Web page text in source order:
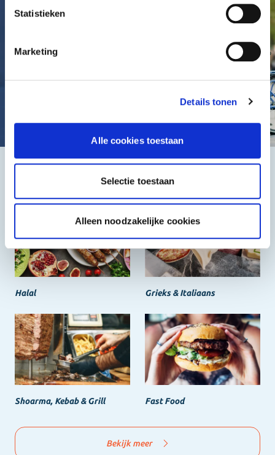
Statistieken
Marketing
Details tonen
Alle cookies toestaan
Selectie toestaan
Alleen noodzakelijke cookies
Het beste, de goedkoopste
Halal Grieks & Italiaans
Shoarma, Kebab & Grill Fast Food
Bekijk meer